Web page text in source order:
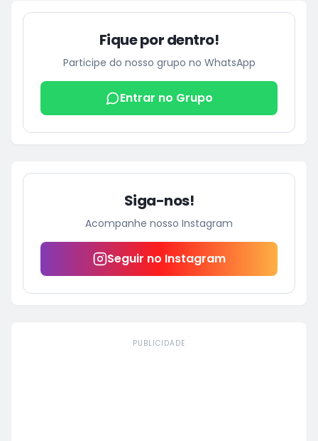
Fique por dentro!
Participe do nosso grupo no WhatsApp
Entrar no Grupo
Siga-nos!
Acompanhe nosso Instagram
Seguir no Instagram
PUBLICIDADE